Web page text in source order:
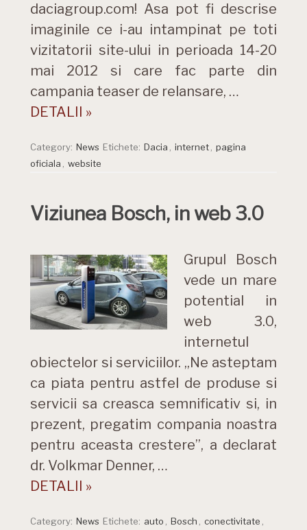
daciagroup.com! Asa pot fi descrise
imaginile ce i-au intampinat pe toti
vizitatorii site-ului in perioada 14-20
mai 2012 si care fac parte din
campania teaser de relansare, …
DETALII »
Category: News Etichete: Dacia internet
pagina
oficiala
website
Viziunea Bosch, in web 3.0
Grupul Bosch
vede un mare
potential in
web 3.0,
internetul
obiectelor si serviciilor. „Ne asteptam
ca piata pentru astfel de produse si
servicii sa creasca semnificativ si, in
prezent, pregatim compania noastra
pentru aceasta crestere”, a declarat
dr. Volkmar Denner, …
DETALII »
Category: News Etichete: auto Bosch conectivitate